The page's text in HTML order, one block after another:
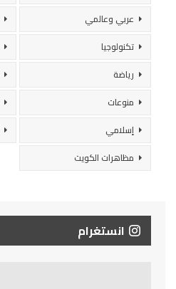
عربي وعالمي
تكنولوجيا
رياضة
منوعات
إسلامي
مظاهرات الكويت
انستغرام